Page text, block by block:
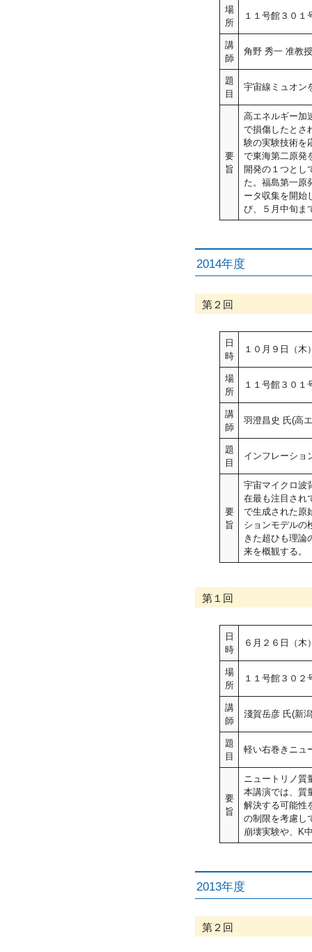
場
所
１１号館３０１
講
師
角野 秀一 准教
題
目
宇宙線ミュオン
要
旨
高エネルギー加
で損傷したとさ
験の実験技術を
で東海第二原発
開発の１つとし
た。福島第一原
ータ収集を開始
び、５月中旬ま
2014年度
第２回
日
時
１０月９日（
場
所
１１号館３０１
講
師
羽澄昌史 氏(高
題
目
インフレーショ
要
旨
宇宙マイクロ波
在最も注目され
で生成された原
ションモデルの
きた超ひも理論
来を概観する。
第１回
日
時
６月２６日（
場
所
１１号館３０２
講
師
淺賀岳彦 氏(新
題
目
軽い右巻きニュ
要
旨
ニュートリノ質
本講演では、質
解決する可能性
の制限を考慮し
崩壊実験や、K
2013年度
第２回